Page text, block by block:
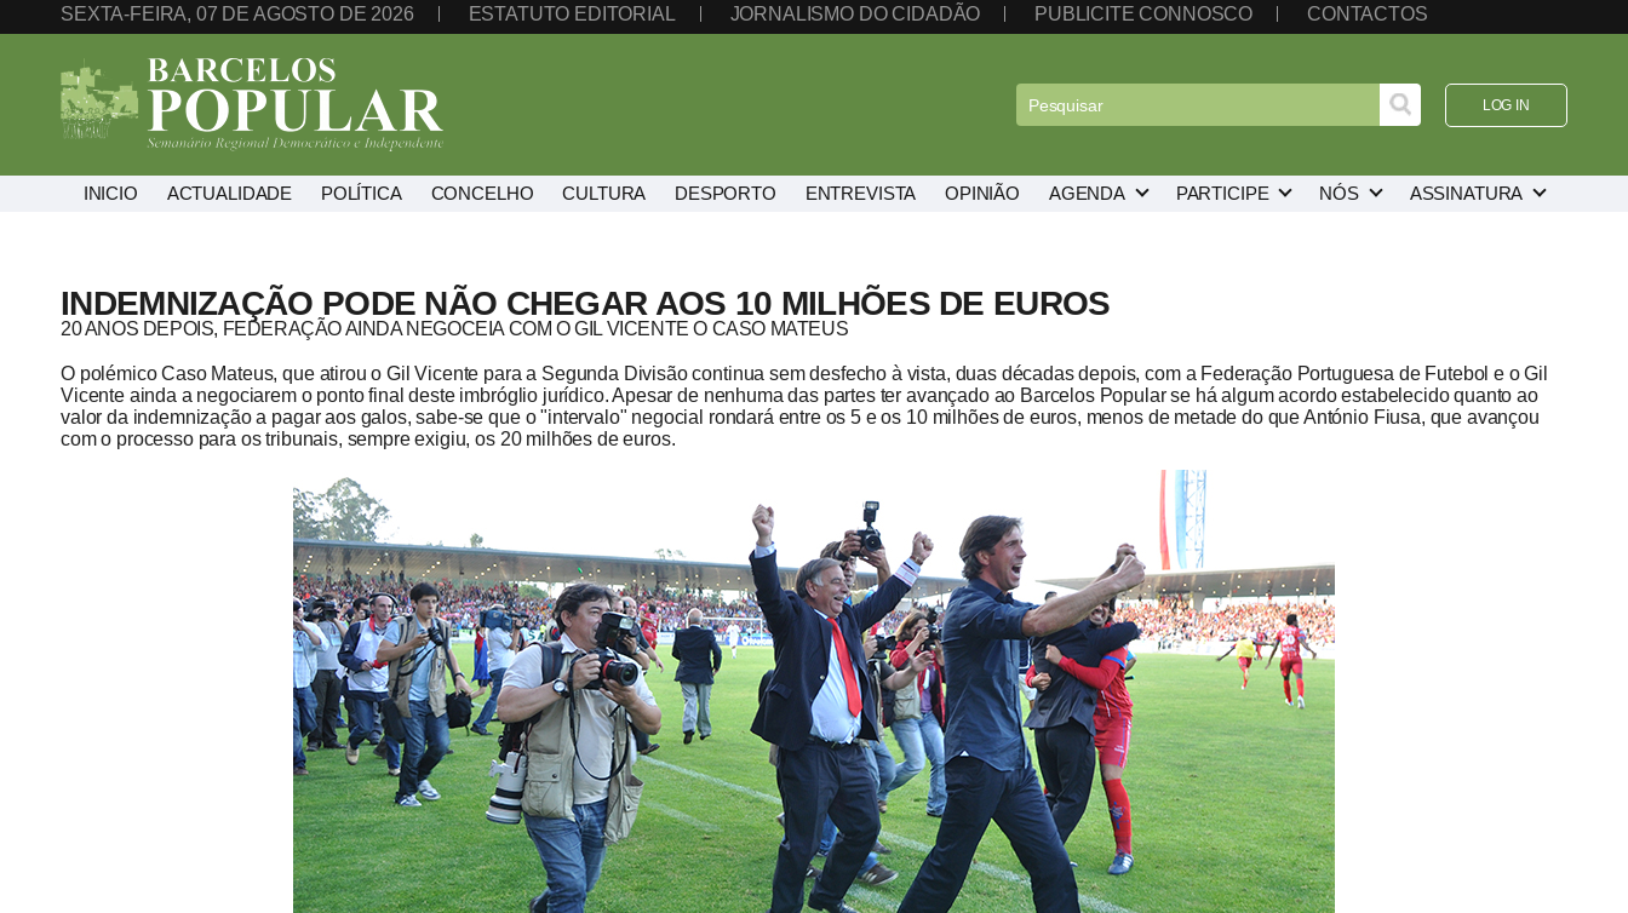
SEXTA-FEIRA, 07 DE AGOSTO DE 2026 ESTATUTO EDITORIAL JORNALISMO DO CIDADÃO PUBLICITE CONNOSCO CONTACTOS
LOG IN
INICIO ACTUALIDADE POLÍTICA CONCELHO CULTURA DESPORTO ENTREVISTA
OPINIÃO
INDEMNIZAÇÃO PODE NÃO CHEGAR AOS 10 MILHÕES DE EUROS
20 ANOS DEPOIS, FEDERAÇÃO AINDA NEGOCEIA COM O GIL VICENTE O CASO MATEUS
O polémico Caso Mateus, que atirou o Gil Vicente para a Segunda Divisão continua sem desfecho à vista, duas décadas depois, com a Federação Portuguesa de Futebol e o Gil
Vicente ainda a negociarem o ponto final deste imbróglio jurídico. Apesar de nenhuma das partes ter avançado ao Barcelos Popular se há algum acordo estabelecido quanto ao
valor da indemnização a pagar aos galos, sabe-se que o "intervalo" negocial rondará entre os 5 e os 10 milhões de euros, menos de metade do que António Fiusa, que avançou
com o processo para os tribunais, sempre exigiu, os 20 milhões de euros.